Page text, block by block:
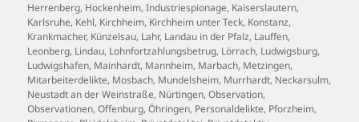
Herrenberg, Hockenheim,Industriespionage, Kaiserslautern,
Karlsruhe, Kehl, Kirchheim, Kirchheim unter Teck, Konstanz,
Krankmacher, Künzelsau, Lahr, Landau in der Pfalz, Lauffen,
Leonberg, Lindau, Lohnfortzahlungsbetrug, Lörrach, Ludwigsburg,
Ludwigshafen, Mainhardt, Mannheim, Marbach, Metzingen,
Mitarbeiterdelikte, Mosbach, Mundelsheim, Murrhardt, Neckarsulm,
Neustadt an der Weinstraße, Nürtingen,Observation,
Observationen,Offenburg,Öhringen, Personaldelikte, Pforzheim,